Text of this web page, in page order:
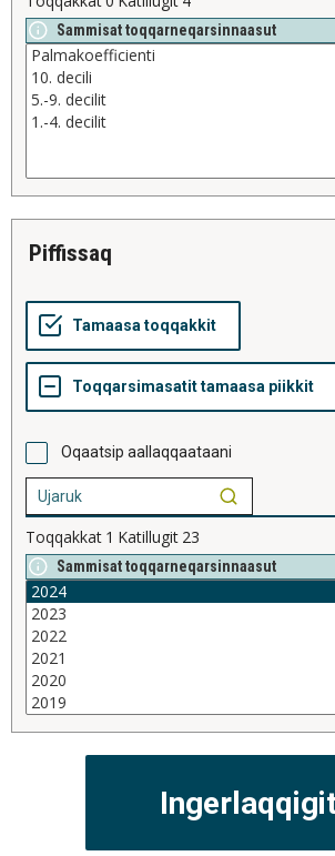
Sammisat toqqarneqarsinnaasut
piffissaq
Oqaatsip aallaqqaataani
Toqqakkat 1 Katillugit 23
Sammisat toqqarneqarsinnaasut